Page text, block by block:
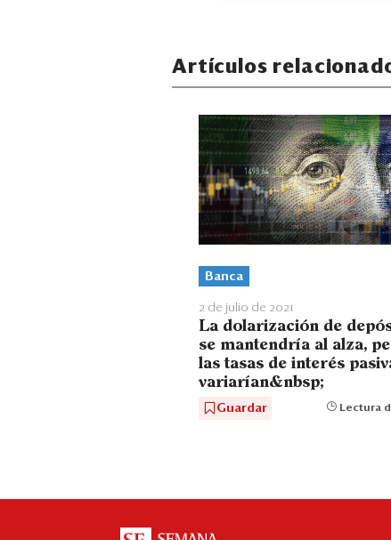
Artículos
Banca
2 de julio de 2021
La dolarización de
se mantendría al alza,
las tasas de interés
variarían&nbsp;
Guardar Lectura